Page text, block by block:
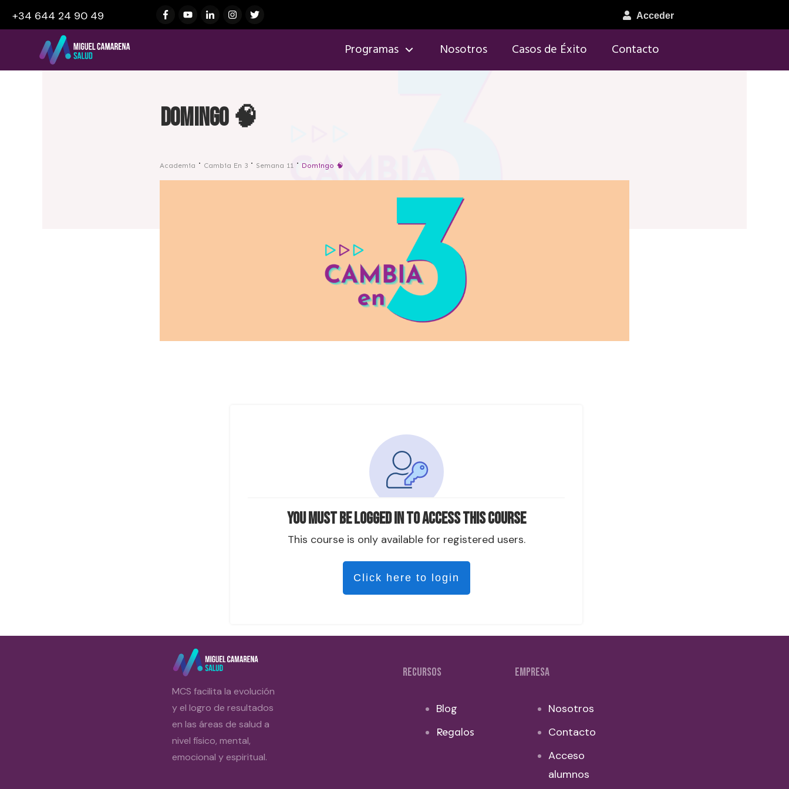
+34 644 24 90 49 Acceder
Programas Nosotros Casos de Éxito Contacto
Domingo 🧠
Academia Cambia En 3 Semana 11 Domingo 🧠
You must be logged in to access this course
This course is only available for registered users.
Click here to login
MCS facilita la evolución
y el logro de resultados
en las áreas de salud a
nivel físico, mental,
emocional y espiritual.
RECURSOS
Blog
Regalos
EMPRESA
Nosotros
Contacto
Acceso
alumnos